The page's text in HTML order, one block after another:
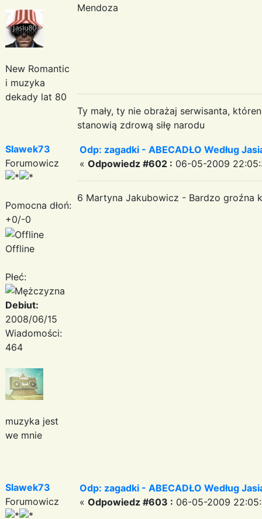
New Romantic
i muzyka
dekady lat 80
Mendoza
Ty mały, ty nie obrażaj serwisanta,
stanowią zdrową siłę narodu
Slawek73
Forumowicz
Pomocna dłoń:
+0/-0
Offline
Płeć:
Debiut:
2008/06/15
Wiadomości:
464
muzyka jest
we mnie
Odp: zagadki - ABECADŁO Według
« Odpowiedz #602 : 06-05-2009
6 Martyna Jakubowicz - Bardzo groźna
Slawek73
Forumowicz
Odp: zagadki - ABECADŁO Według
« Odpowiedz #603 : 06-05-2009